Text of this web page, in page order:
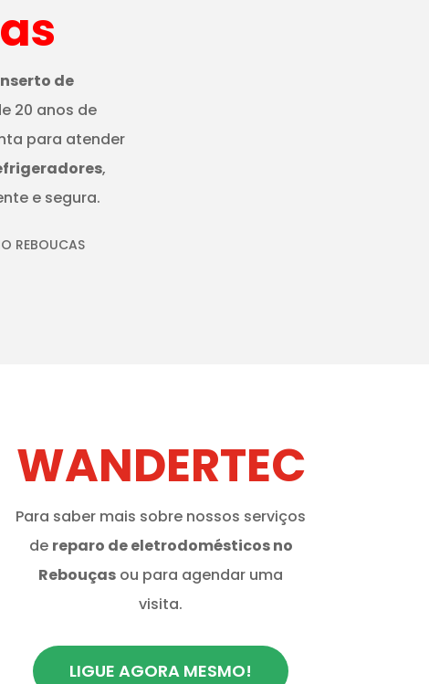
de
20 anos de
para atender
,
e segura.
REBOUCAS
WANDERTEC
Para saber mais sobre nossos serviços
de reparo de eletrodomésticos no
Rebouças ou para agendar uma
visita.
LIGUE AGORA MESMO!